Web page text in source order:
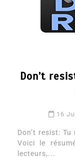
Don’t
16
Don’t resist:
Voici le
lecteurs,...